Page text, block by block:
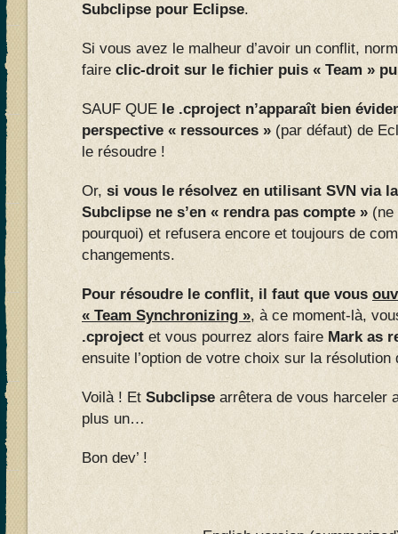
Subclipse pour Eclipse.
Si vous avez le malheur d’avoir un conflit,
faire clic-droit sur le fichier puis « Team »
SAUF QUE le .cproject n’apparaît bien
perspective « ressources » (par défaut) de
le résoudre !
Or, si vous le résolvez en utilisant SVN via
Subclipse ne s’en « rendra pas compte » (ne
pourquoi) et refusera encore et toujours de
changements.
Pour résoudre le conflit, il faut que vous
« Team Synchronizing », à ce moment-là,
.cproject et vous pourrez alors faire Mark as
ensuite l’option de votre choix sur la résolution
Voilà ! Et Subclipse arrêtera de vous harceler
plus un…
Bon dev’ !